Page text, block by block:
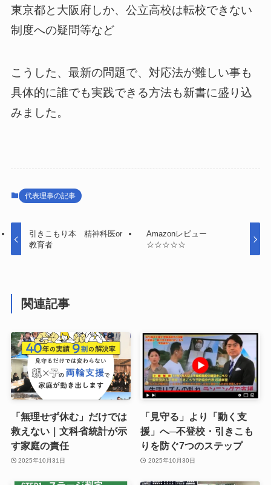
東京都と大阪府しか、公立高校は転校できない
制度への疑問等など
こうした、最新の問題で、対応法が難しい事も
具体的に誰でも実践できる方法も新書に盛り込
みました。
代表理事の記事
引きこもり本 精神科医or
教育者
Amazonレビュー
☆☆☆☆☆
関連記事
「無理せず休む」だけでは
救えない｜文科省統計が示
す家庭の責任
2025年10月31日
「見守る」より「動く支
援」へ─不登校・引きこも
りを防ぐ7つのステップ
2025年10月30日